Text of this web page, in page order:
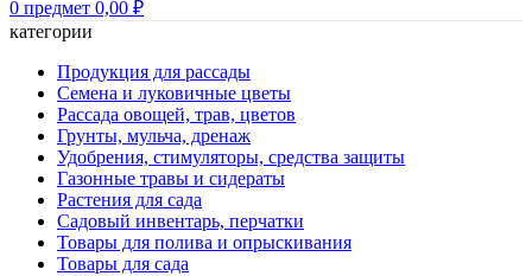
0 предмет 0,00 ₽
категории
Продукция для рассады
Семена и луковичные цветы
Рассада овощей, трав, цветов
Грунты, мульча, дренаж
Удобрения, стимуляторы, средства защиты
Газонные травы и сидераты
Растения для сада
Садовый инвентарь, перчатки
Товары для полива и опрыскивания
Товары для сада